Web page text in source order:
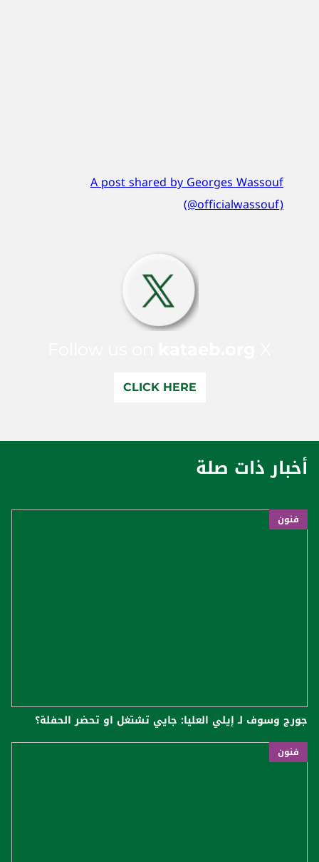
A post shared by Georges Wassouf
(@officialwassouf)
CLICK HERE
أخبار ذات صلة
فنون
جورج وسوف لـ إيلي العليا: جايي تشتغل او تحضر الحفلة؟
فنون